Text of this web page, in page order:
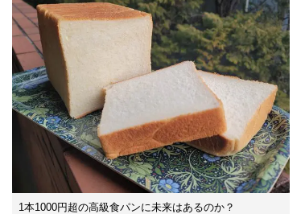
1本1000円超の高級食パンに未来はあるのか？